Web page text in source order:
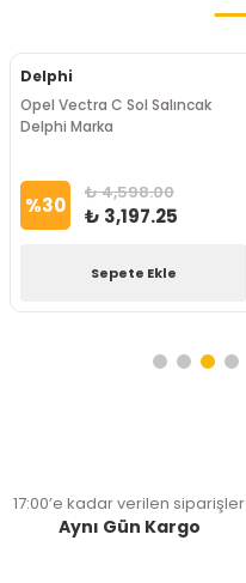
Delphi
Opel Vectra C Sol Salıncak
Delphi Marka
%30 ₺ 4,598.00
₺ 3,197.25
Sepete Ekle
17:00’e kadar verilen siparişler
Aynı Gün Kargo